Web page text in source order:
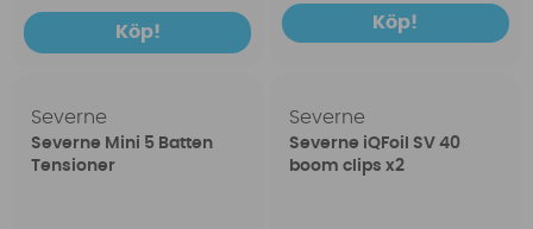
Köp! Köp!
Severne
Severne Mini 5 Batten
Tensioner
Severne
Severne iQFoil SV 40
boom clips x2